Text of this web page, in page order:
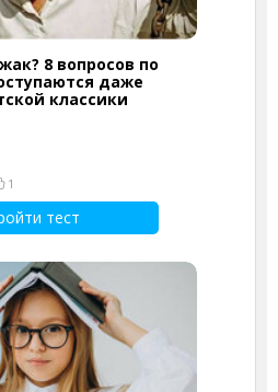
8 вопросов по
даже
классики
1
тест